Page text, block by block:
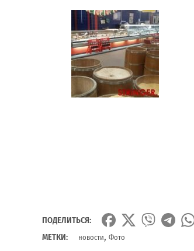
ПОДЕЛИТЬСЯ:
МЕТКИ:
новости, Фото